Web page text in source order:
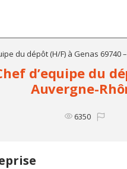
du dépôt (H/F) à Genas 69740
d’equipe du
Auvergne-
6350